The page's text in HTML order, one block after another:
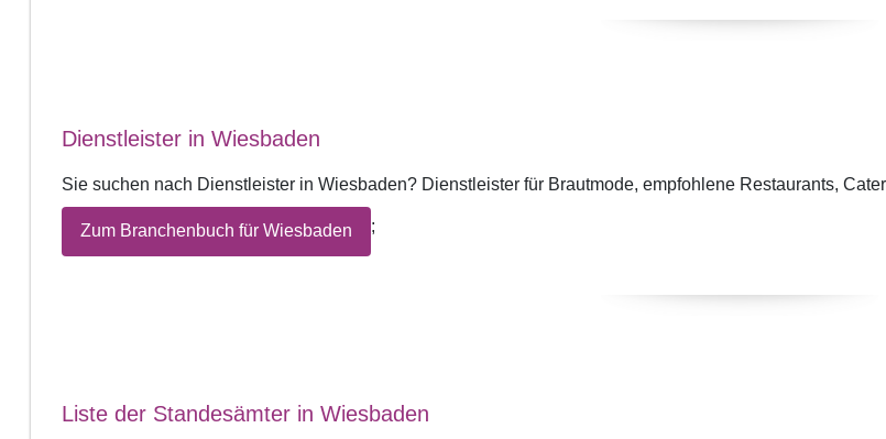
Dienstleister in Wiesbaden
Sie suchen nach Dienstleister in Wiesbaden? Dienstleister für Brautmode, empfohlene Restaurants,
Zum Branchenbuch für Wiesbaden ;
Liste der Standesämter in Wiesbaden